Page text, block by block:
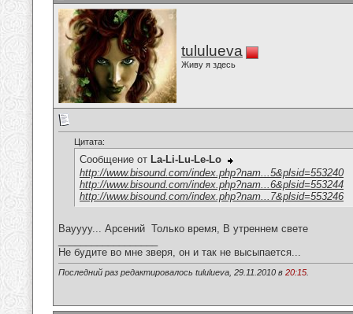
tululueva
Живу я здесь
Цитата:
Сообщение от La-Li-Lu-Le-Lo
http://www.bisound.com/index.php?nam...5&plsid=553240
http://www.bisound.com/index.php?nam...6&plsid=553244
http://www.bisound.com/index.php?nam...7&plsid=553246
Вауууу... Арсений Только время, В утреннем свете
Не будите во мне зверя, он и так не высыпается...
Последний раз редактировалось tululueva, 29.11.2010 в 20:15